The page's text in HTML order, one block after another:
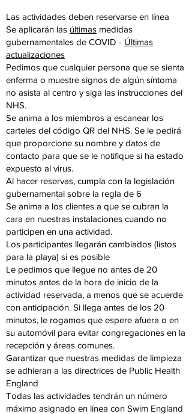
Las actividades deben reservarse en línea
Se aplicarán las últimas medidas
gubernamentales de COVID - Últimas
actualizaciones
Pedimos que cualquier persona que se sienta
enferma o muestre signos de algún síntoma
no asista al centro y siga las instrucciones del
NHS.
Se anima a los miembros a escanear los
carteles del código QR del NHS. Se le pedirá
que proporcione su nombre y datos de
contacto para que se le notifique si ha estado
expuesto al virus.
Al hacer reservas, cumpla con la legislación
gubernamental sobre la regla de 6
Se anima a los clientes a que se cubran la
cara en nuestras instalaciones cuando no
participen en una actividad.
Los participantes llegarán cambiados (listos
para la playa) si es posible
Le pedimos que llegue no antes de 20
minutos antes de la hora de inicio de la
actividad reservada, a menos que se acuerde
con anticipación. Si llega antes de los 20
minutos, le rogamos que espere afuera o en
su automóvil para evitar congregaciones en la
recepción y áreas comunes.
Garantizar que nuestras medidas de limpieza
se adhieran a las directrices de Public Health
England
Todas las actividades tendrán un número
máximo asignado en línea con Swim England